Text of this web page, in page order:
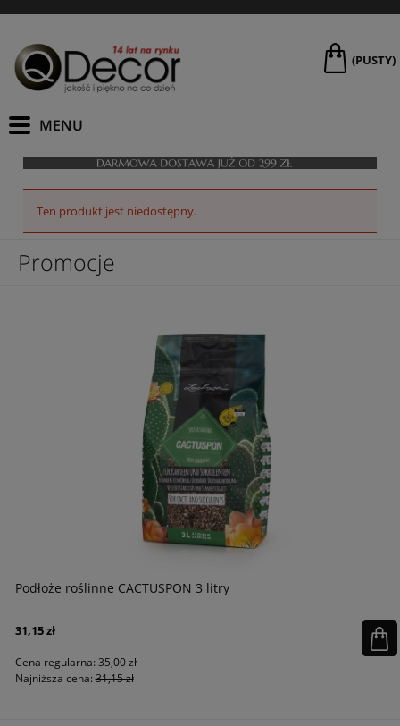
(PUSTY)
Ten produkt jest niedostępny.
Promocje
Podłoże roślinne CACTUSPON 3 litry
31,15 zł
Cena regularna:35,00 zł
Najniższa cena:31,15 zł